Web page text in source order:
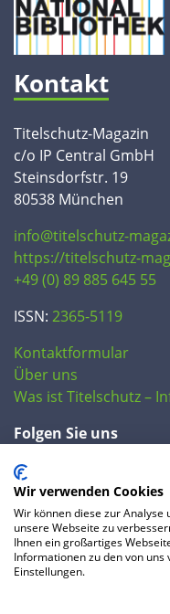
Kontakt
Titelschutz-Magazin
c/o IP Central GmbH
Steinsdorfstr. 19
80538 München
info@titelschutz-
https://titelschutz-
+49 (0) 89 885 645 55
ISSN: 2365-5119
Kontaktformular
Über uns
Was ist Titelschutz –
Folgen Sie uns
Wir verwenden Cookies
Wir können diese zur
unsere Webseite zu
Ihnen ein großartiges
Informationen zu den von uns
Einstellungen.